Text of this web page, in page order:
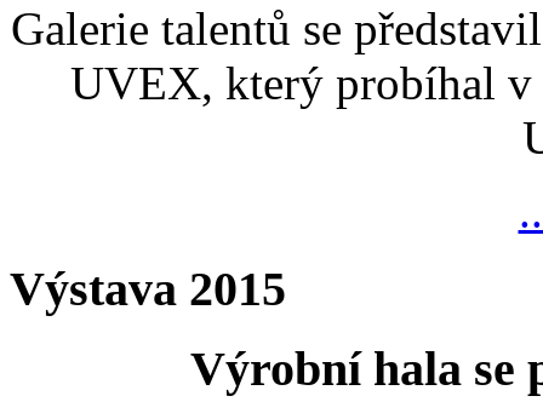
Galerie talentů se
UVEX, který probíhal v
Výstava 2015
Výrobní hala